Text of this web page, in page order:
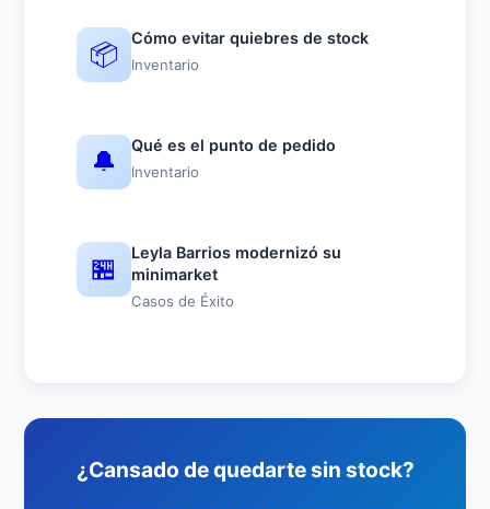
📦
Cómo evitar quiebres de stock
Inventario
🔔
Qué es el punto de pedido
Inventario
🏪
Leyla Barrios modernizó su
minimarket
Casos de Éxito
¿Cansado de quedarte sin stock?